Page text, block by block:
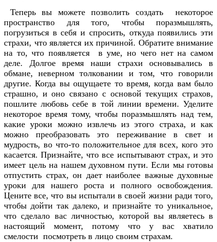
Теперь вы можете позволить создать некоторое
пространство для того, чтобы поразмышлять,
погрузиться в себя и спросить, откуда появились эти
страхи, что является их причиной. Обратите внимание
на то, что появляется в уме, но чего нет на самом
деле. Долгое время наши страхи основывались в
обмане, неверном толковании и том, что говорили
другие. Когда вы ощущаете то время, когда вам было
страшно, и оно связано с основой текущих страхов,
пошлите любовь себе в той линии времени. Уделите
некоторое время тому, чтобы поразмышлять над тем,
какие уроки можно извлечь из этого страха, и как
можно преобразовать это переживание в свет и
мудрость, во что-то положительное для всех, кого это
касается. Признайте, что все испытывают страх, и это
имеет цель на нашем духовном пути. Если мы готовы
отпустить страх, он дает наиболее важные духовные
уроки для нашего роста и полного освобождения.
Цените все, что вы испытали в своей жизни ради того,
чтобы дойти так далеко, и признайте то уникальное,
что сделало вас личностью, которой вы являетесь в
настоящий момент, потому что у вас хватило
смелости посмотреть в лицо своим страхам.